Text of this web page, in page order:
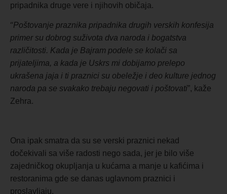
pripadnika druge vere i njihovih običaja.
“Poštovanje praznika pripadnika drugih verskih konfesija
primer su dobrog suživota dva naroda i bogatstva
različitosti. Kada je Bajram podele se kolači sa
prijateljima, a kada je Uskrs mi dobijamo prelepo
ukrašena jaja i ti praznici su obeležje i deo kulture jednog
naroda pa se svakako trebaju negovati i poštovati”, kaže
Zehra.
Ona ipak smatra da su se verski praznici nekad
dočekivali sa više radosti nego sada, jer je bilo više
zajedničkog okupljanja u kućama a manje u kafićima i
restoranima gde se danas uglavnom praznici i
proslavljaju.